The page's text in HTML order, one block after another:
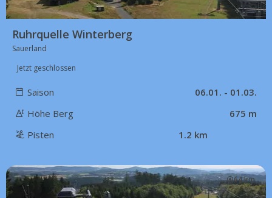
Ruhrquelle Winterberg
Sauerland
Jetzt geschlossen
Saison
06.01. - 01.03.
Höhe Berg
675 m
Pisten
1.2 km
64 km